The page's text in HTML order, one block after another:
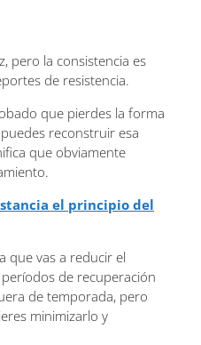
pero la consistencia es
de resistencia.
que pierdes la forma
reconstruir esa
que obviamente
el principio del
que vas a reducir el
de recuperación
de temporada, pero
minimizarlo y